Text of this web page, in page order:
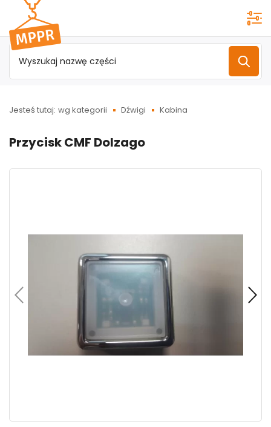
Przejdź do
menu
głównego
Jesteś tutaj: wg kategorii Dźwigi Kabina
Przycisk CMF Dolzago